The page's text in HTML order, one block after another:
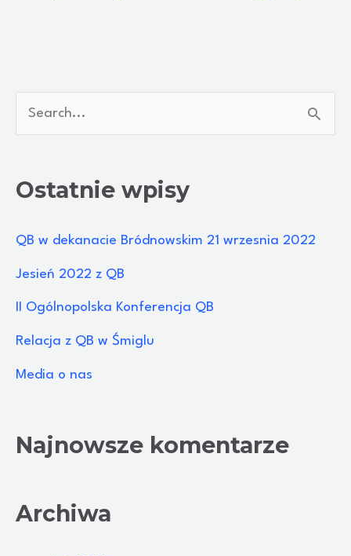
z
k
l
a
:
Ostatnie wpisy
QB w dekanacie Bródnowskim 21 wrzesnia 2022
Jesień 2022 z QB
II Ogólnopolska Konferencja QB
Relacja z QB w Śmiglu
Media o nas
Najnowsze komentarze
Archiwa